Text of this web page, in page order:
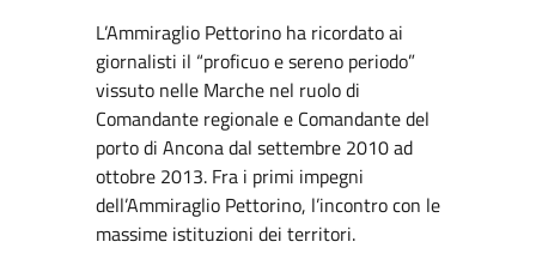
L’Ammiraglio Pettorino ha ricordato ai
giornalisti il “proficuo e sereno periodo”
vissuto nelle Marche nel ruolo di
Comandante regionale e Comandante del
porto di Ancona dal settembre 2010 ad
ottobre 2013. Fra i primi impegni
dell’Ammiraglio Pettorino, l’incontro con le
massime istituzioni dei territori.